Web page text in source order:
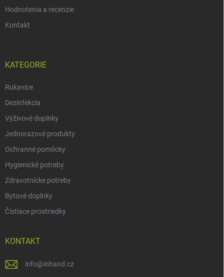
Hodnotenia a recenzie
Kontakt
KATEGORIE
Rukavice
Dezinfekcia
Výživové doplnky
Jednorazové produkty
Ochranné pomôcky
Hygienické potreby
Zdravotnícke potreby
Bytové doplnky
Čistiace prostriedky
KONTAKT
info@inhand.cz